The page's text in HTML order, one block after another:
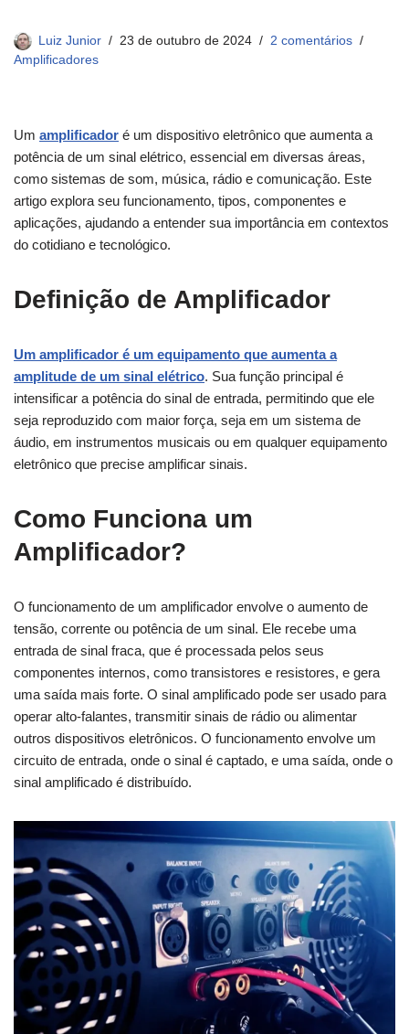
Luiz Junior 23 de outubro de 2024
2 comentários
Amplificadores
Um amplificador é um dispositivo eletrônico que aumenta a
potência de um sinal elétrico, essencial em diversas áreas,
como sistemas de som, música, rádio e comunicação. Este
artigo explora seu funcionamento, tipos, componentes e
aplicações, ajudando a entender sua importância em contextos
do cotidiano e tecnológico.
Definição de Amplificador
Um amplificador é um equipamento que aumenta a
amplitude de um sinal elétrico. Sua função principal é
intensificar a potência do sinal de entrada, permitindo que ele
seja reproduzido com maior força, seja em um sistema de
áudio, em instrumentos musicais ou em qualquer equipamento
eletrônico que precise amplificar sinais.
Como Funciona um
Amplificador?
O funcionamento de um amplificador envolve o aumento de
tensão, corrente ou potência de um sinal. Ele recebe uma
entrada de sinal fraca, que é processada pelos seus
componentes internos, como transistores e resistores, e gera
uma saída mais forte. O sinal amplificado pode ser usado para
operar alto-falantes, transmitir sinais de rádio ou alimentar
outros dispositivos eletrônicos. O funcionamento envolve um
circuito de entrada, onde o sinal é captado, e uma saída, onde o
sinal amplificado é distribuído.